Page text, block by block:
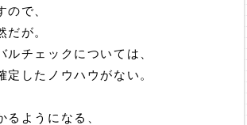
ので、
だが。
ルチェックについては、
定したノウハウがない。
るようになる、